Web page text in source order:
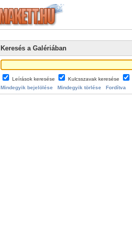
Keresés a Galériában
Leírások keresése Kulcsszavak keresése
Mindegyik bejelölése
Mindegyik törlése Fordítva